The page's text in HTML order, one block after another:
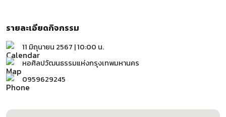
รายละเอียดกิจกรรม
11 มิถุนายน 2567 | 10:00 น.
หอศิลปวัฒนธรรมแห่งกรุงเทพมหานคร
0959629245